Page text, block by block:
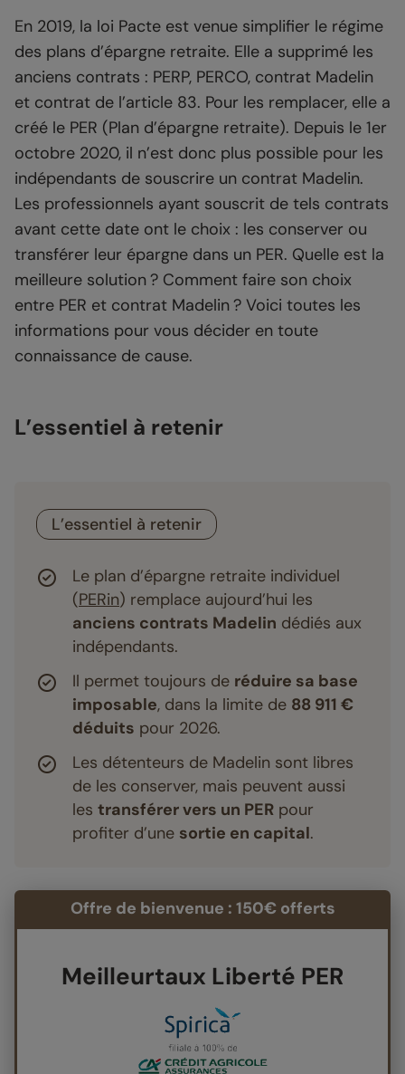
En 2019, la loi Pacte est venue simplifier le régime
des plans d’épargne retraite. Elle a supprimé les
anciens contrats : PERP, PERCO, contrat Madelin
et contrat de l’article 83. Pour les remplacer, elle a
créé le PER (Plan d’épargne retraite). Depuis le 1er
octobre 2020, il n’est donc plus possible pour les
indépendants de souscrire un contrat Madelin.
Les professionnels ayant souscrit de tels contrats
avant cette date ont le choix : les conserver ou
transférer leur épargne dans un PER. Quelle est la
meilleure solution ? Comment faire son choix
entre PER et contrat Madelin ? Voici toutes les
informations pour vous décider en toute
connaissance de cause.
L’essentiel à retenir
L’essentiel à retenir
Le plan d’épargne retraite individuel
(PERin) remplace aujourd’hui les
anciens contrats Madelin dédiés aux
indépendants.
Il permet toujours de réduire sa base
imposable, dans la limite de 88 911 €
déduits pour 2026.
Les détenteurs de Madelin sont libres
de les conserver, mais peuvent aussi
les transférer vers un PER pour
profiter d’une sortie en capital.
Offre de bienvenue : 150€ offerts
Meilleurtaux Liberté PER